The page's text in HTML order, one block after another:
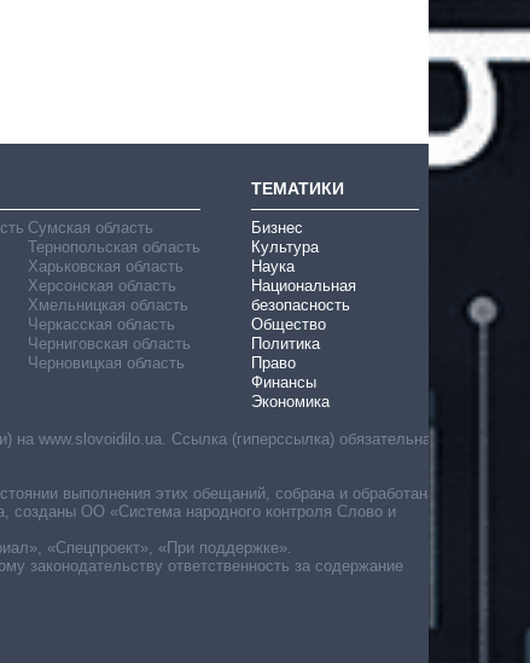
Сумская область
Тернопольская область
Харьковская область
Херсонская область
Хмельницкая область
Черкасская область
Черниговская область
Черновицкая область
ТЕМАТИКИ
Бизнес
Культура
Наука
Национальная
безопасность
Общество
Политика
Право
Финансы
Экономика
www.slovoidilo.ua. Ссылка (гиперссылка) обязательна
выполнения этих обещаний, собрана и обработана
ОО «Система народного контроля Слово и
«Спецпроект», «При поддержке».
законодательству ответственность за содержание